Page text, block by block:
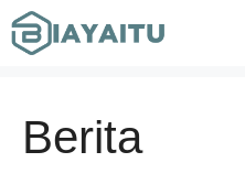
Skip
to
Berita